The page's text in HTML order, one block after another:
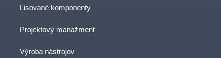
Lisované komponenty
Projektový manažment
Výroba nástrojov